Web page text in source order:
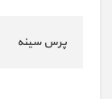
پرس سینه